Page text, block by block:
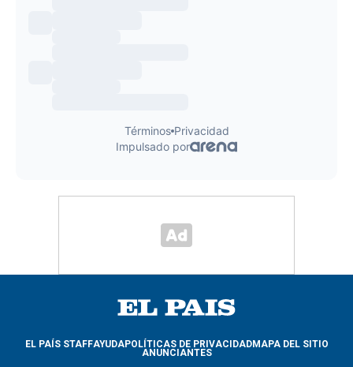
EL PAÍS STAFFAYUDAPOLÍTICAS DE PRIVACIDADMAPA DEL SITIO
ANUNCIANTES